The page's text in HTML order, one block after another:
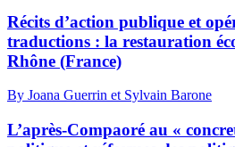
Récits d’action publique et
traductions : la restauration
Rhône (France)
By Joana Guerrin et Sylvain Barone
L’après-Compaoré au «